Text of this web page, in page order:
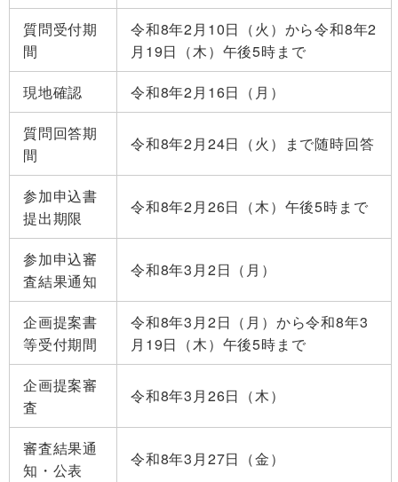
質問受付期
間
令和8年2月10日（火）から令和8年2
月19日（木）午後5時まで
現地確認
令和8年2月16日（月）
質問回答期
間
令和8年2月24日（火）まで随時回答
参加申込書
提出期限
令和8年2月26日（木）午後5時まで
参加申込審
査結果通知
令和8年3月2日（月）
企画提案書
等受付期間
令和8年3月2日（月）から令和8年3
月19日（木）午後5時まで
企画提案審
査
令和8年3月26日（木）
審査結果通
知・公表
令和8年3月27日（金）